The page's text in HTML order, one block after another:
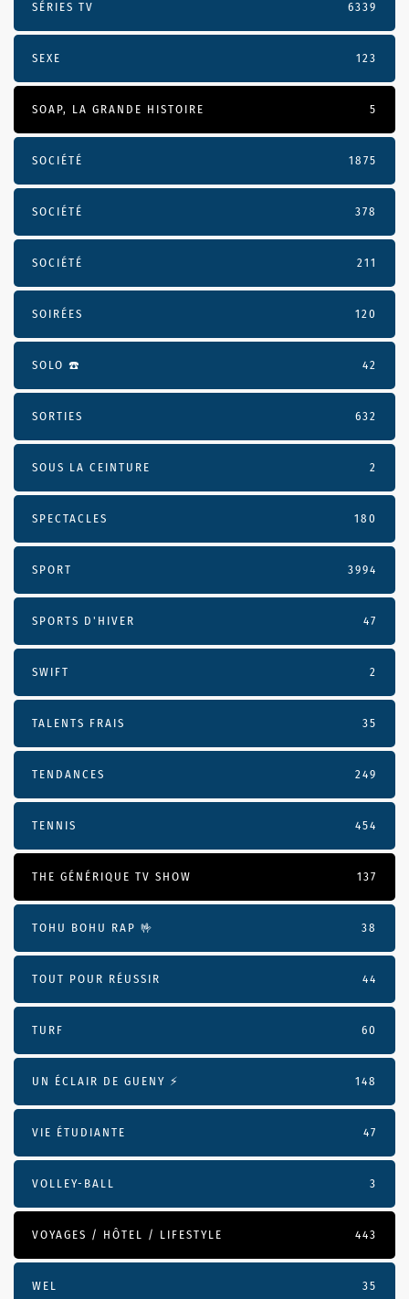
SÉRIES TV 6339
SEXE 123
SOAP, LA GRANDE HISTOIRE 5
SOCIÉTÉ 1875
SOCIÉTÉ 378
SOCIÉTÉ 211
SOIRÉES 120
SOLO ☎️ 42
SORTIES 632
SOUS LA CEINTURE 2
SPECTACLES 180
SPORT 3994
SPORTS D'HIVER 47
SWIFT 2
TALENTS FRAIS 35
TENDANCES 249
TENNIS 454
THE GÉNÉRIQUE TV SHOW 137
TOHU BOHU RAP 🤟 38
TOUT POUR RÉUSSIR 44
TURF 60
UN ÉCLAIR DE GUENY ⚡️ 148
VIE ÉTUDIANTE 47
VOLLEY-BALL 3
VOYAGES / HÔTEL / LIFESTYLE 443
WEL 35